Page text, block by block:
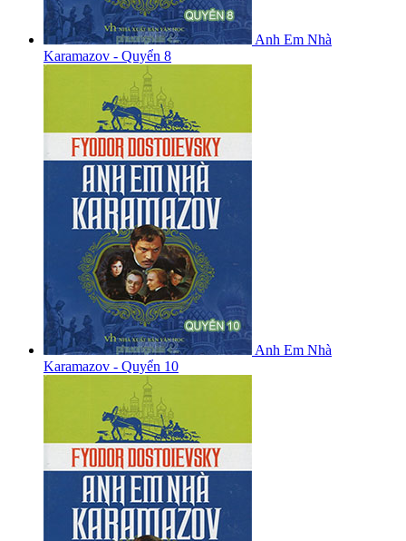
Anh Em Nhà
Karamazov - Quyển 8
Anh Em Nhà
Karamazov - Quyển 10